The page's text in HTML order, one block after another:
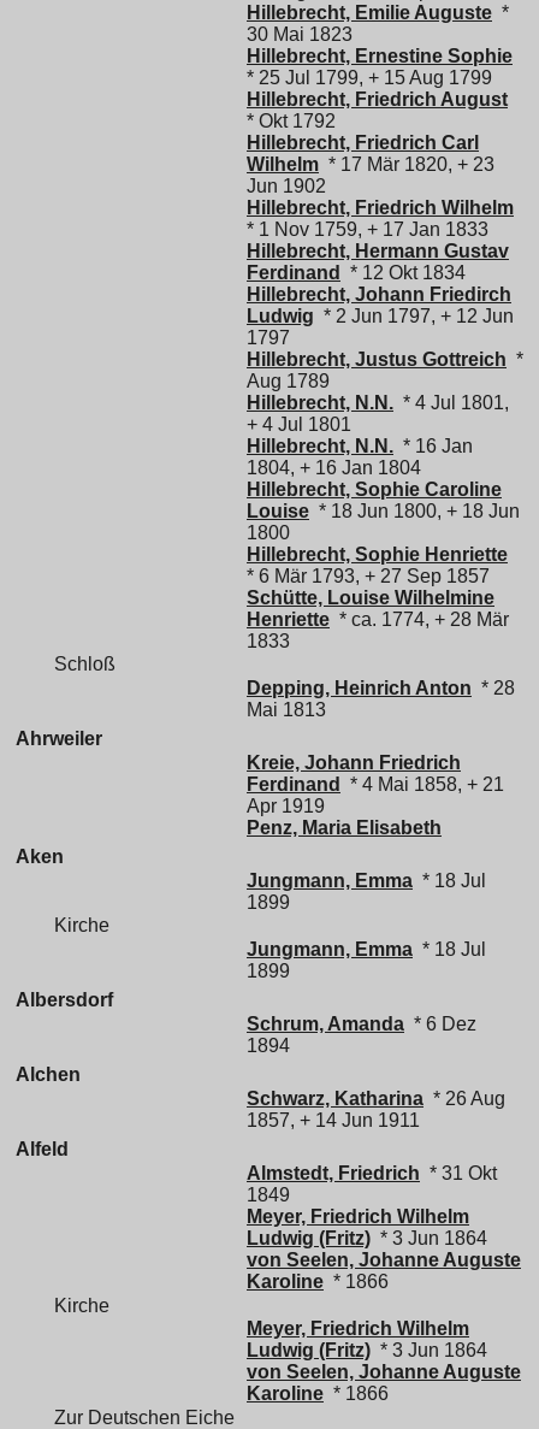
Hillebrecht, Emilie Auguste *
30 Mai 1823
Hillebrecht, Ernestine Sophie
* 25 Jul 1799, + 15 Aug 1799
Hillebrecht, Friedrich August
* Okt 1792
Hillebrecht, Friedrich Carl
Wilhelm * 17 Mär 1820, + 23
Jun 1902
Hillebrecht, Friedrich Wilhelm
* 1 Nov 1759, + 17 Jan 1833
Hillebrecht, Hermann Gustav
Ferdinand
* 12 Okt 1834
Hillebrecht, Johann Friedirch
Ludwig * 2 Jun 1797, + 12 Jun
1797
Hillebrecht, Justus Gottreich *
Aug 1789
Hillebrecht, N.N. * 4 Jul 1801,
+ 4 Jul 1801
Hillebrecht, N.N. * 16 Jan
1804, + 16 Jan 1804
Hillebrecht, Sophie Caroline
Louise * 18 Jun 1800, + 18 Jun
1800
Hillebrecht, Sophie Henriette
* 6 Mär 1793, + 27 Sep 1857
Schütte, Louise Wilhelmine
Henriette * ca. 1774, + 28 Mär
1833
Schloß
Depping, Heinrich Anton * 28
Mai 1813
Ahrweiler
Kreie, Johann Friedrich
Ferdinand
* 4 Mai 1858, + 21
Apr 1919
Penz, Maria Elisabeth
Aken
Jungmann, Emma * 18 Jul
1899
Kirche
Jungmann, Emma * 18 Jul
1899
Albersdorf
Schrum, Amanda * 6 Dez
1894
Alchen
Schwarz, Katharina * 26 Aug
1857, + 14 Jun 1911
Alfeld
Almstedt, Friedrich * 31 Okt
1849
Meyer, Friedrich Wilhelm
Ludwig (Fritz) * 3 Jun 1864
von Seelen, Johanne Auguste
Karoline * 1866
Kirche
Meyer, Friedrich Wilhelm
Ludwig (Fritz) * 3 Jun 1864
von Seelen, Johanne Auguste
Karoline * 1866
Zur Deutschen Eiche